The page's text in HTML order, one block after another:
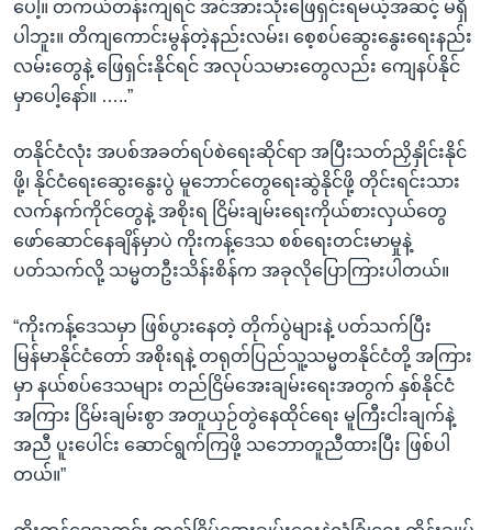
ပေါ့။ တကယ်တန်းကျရင် အင်အားသုံးဖြေရှင်းရမယ့်အဆင့် မရှိ
ပါဘူး။ တိကျကောင်းမွန်တဲ့နည်းလမ်း၊ စေ့စပ်ဆွေးနွေးရေးနည်း
လမ်းတွေနဲ့ ဖြေရှင်းနိုင်ရင် အလုပ်သမားတွေလည်း ကျေနပ်နိုင်
မှာပေါ့နော်။ …..”
တနိုင်ငံလုံး အပစ်အခတ်ရပ်စဲရေးဆိုင်ရာ အပြီးသတ်ညှိနှိုင်းနိုင်
ဖို့၊ နိုင်ငံရေးဆွေးနွေးပွဲ မူဘောင်တွေရေးဆွဲနိုင်ဖို့ တိုင်းရင်းသား
လက်နက်ကိုင်တွေနဲ့ အစိုးရ ငြိမ်းချမ်းရေးကိုယ်စားလှယ်တွေ
ဖော်ဆောင်နေချိန်မှာပဲ ကိုးကန့်ဒေသ စစ်ရေးတင်းမာမှုနဲ့
ပတ်သက်လို့ သမ္မတဦးသိန်းစိန်က အခုလိုပြောကြားပါတယ်။
“ကိုးကန့်ဒေသမှာ ဖြစ်ပွားနေတဲ့ တိုက်ပွဲများနဲ့ ပတ်သက်ပြီး
မြန်မာနိုင်ငံတော် အစိုးရနဲ့ တရုတ်ပြည်သူ့သမ္မတနိုင်ငံတို့ အကြား
မှာ နယ်စပ်ဒေသများ တည်ငြိမ်အေးချမ်းရေးအတွက် နှစ်နိုင်ငံ
အကြား ငြိမ်းချမ်းစွာ အတူယှဉ်တွဲနေထိုင်ရေး မူကြီးငါးချက်နဲ့
အညီ ပူးပေါင်း ဆောင်ရွက်ကြဖို့ သဘောတူညီထားပြီး ဖြစ်ပါ
တယ်။”